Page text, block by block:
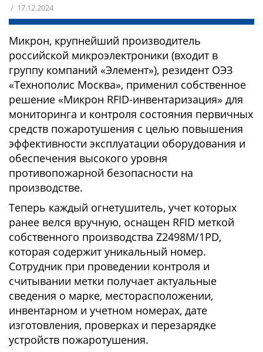
/ 17.12.2024
Микрон, крупнейший производитель
российской микроэлектроники (входит в
группу компаний «Элемент»), резидент ОЭЗ
«Технополис Москва», применил собственное
решение «Микрон RFID-инвентаризация» для
мониторинга и контроля состояния первичных
средств пожаротушения с целью повышения
эффективности эксплуатации оборудования и
обеспечения высокого уровня
противопожарной безопасности на
производстве.
Теперь каждый огнетушитель, учет которых
ранее велся вручную, оснащен RFID меткой
собственного производства Z2498M/1PD,
которая содержит уникальный номер.
Сотрудник при проведении контроля и
считывании метки получает актуальные
сведения о марке, месторасположении,
инвентарном и учетном номерах, дате
изготовления, проверках и перезарядке
устройств пожаротушения.